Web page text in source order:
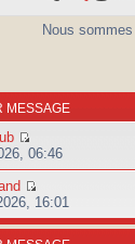
Nous
MESSAGE
06:46
16:01